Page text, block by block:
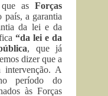
que asForças
país, a garantia
da lei e da
“da lei e da
, que já
dizer que a
A
período do
às Forças